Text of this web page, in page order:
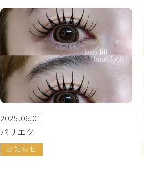
2025.06.01
パリエク
お知らせ